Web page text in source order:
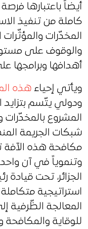
أيضاً باعتبارها
كاملة من تنفيذ
والوقوف على
أهدافها وبرامجها
ويأتي إحياء هذه
ودولي يتّسم بتزايد
المشروع بالمخدّرات
شبكات الجريمة
مكافحة هذه الآفة
وتنموياً في آن
الجزائر، تحت قيادة
استراتيجية
المعالجة الظّرفية
للوقاية والمكافحة